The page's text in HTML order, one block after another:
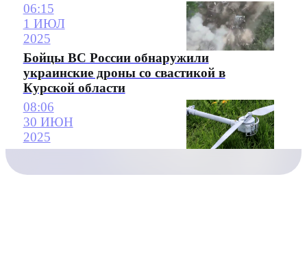
06:15
1 ИЮЛ
2025
Бойцы ВС России обнаружили
украинские дроны со свастикой в
Курской области
08:06
30 ИЮН
2025